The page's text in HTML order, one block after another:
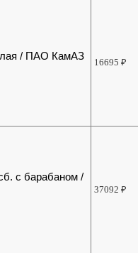
/ ПАО КамАЗ
16695₽
с барабаном /
37092₽